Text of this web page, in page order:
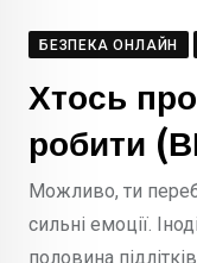
БЕЗПЕКА ОНЛАЙН
Хтось
робити
Можливо, ти
сильні емоції.
половина